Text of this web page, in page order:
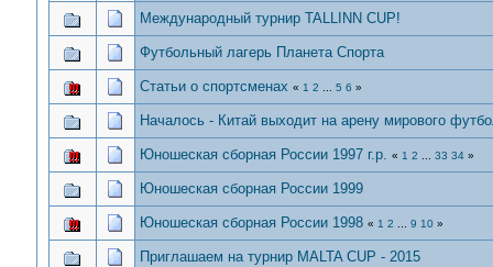
Международный турнир TALLINN CUP!
Футбольный лагерь Планета Спорта
Статьи о спортсменах « 1 2 5 6 »
Началось - Китай выходит на арену мирового
Юношеская сборная России 1997 г.р. « 1 2 33 34»
Юношеская сборная России 1999
Юношеская сборная России 1998 « 1 2 9 10»
Приглашаем на турнир MALTA CUP - 2015